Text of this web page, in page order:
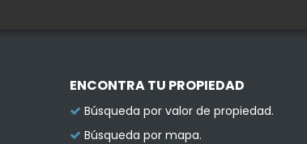
ENCONTRA TU PROPIEDAD
Búsqueda por valor de propiedad.
Búsqueda por mapa.